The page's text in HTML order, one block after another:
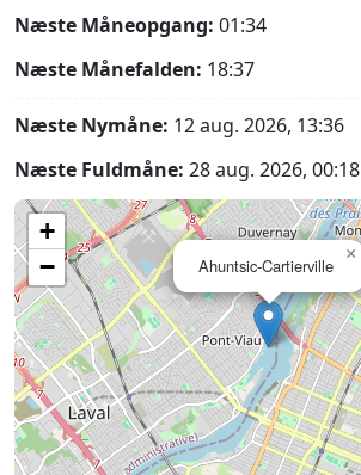
Næste Måneopgang: 01:34
Næste Månefalden: 18:37
Næste Nymåne: 12 aug. 2026, 13:36
Næste Fuldmåne: 28 aug. 2026, 00:18
Ahuntsic-Cartierville
×
+
−